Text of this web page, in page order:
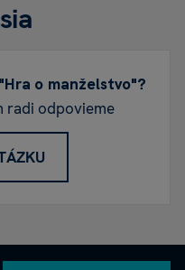
o manželstvo"?
radi odpovieme